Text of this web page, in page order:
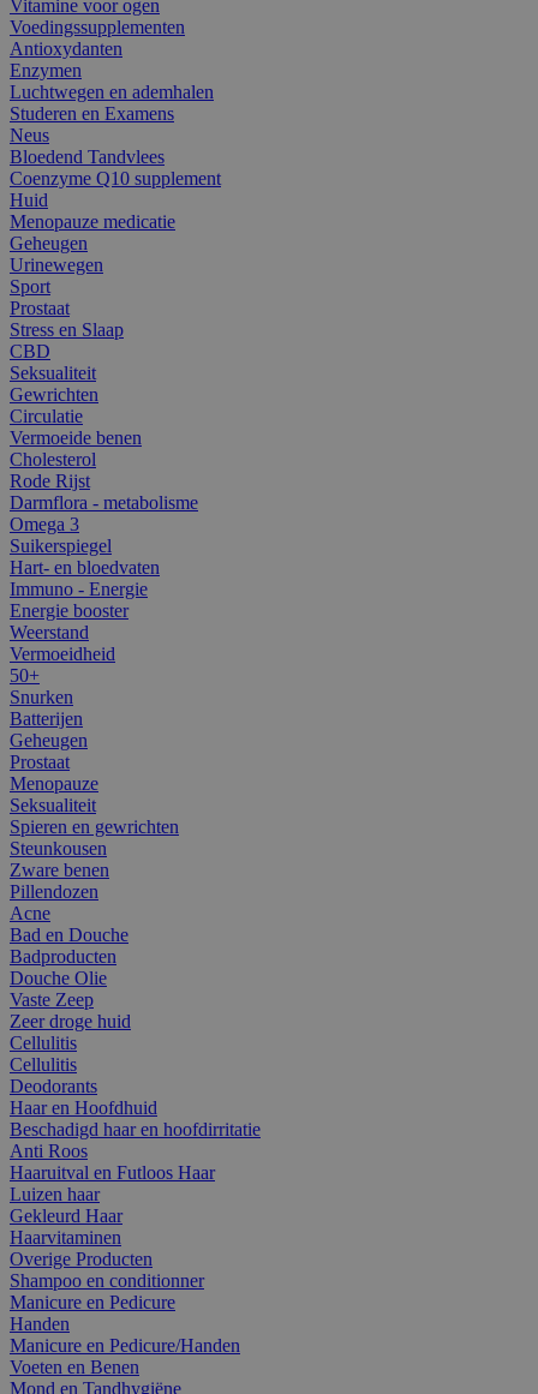
Vitamine voor ogen
Voedingssupplementen
Antioxydanten
Enzymen
Luchtwegen en ademhalen
Studeren en Examens
Neus
Bloedend Tandvlees
Coenzyme Q10 supplement
Huid
Menopauze medicatie
Geheugen
Urinewegen
Sport
Prostaat
Stress en Slaap
CBD
Seksualiteit
Gewrichten
Circulatie
Vermoeide benen
Cholesterol
Rode Rijst
Darmflora - metabolisme
Omega 3
Suikerspiegel
Hart- en bloedvaten
Immuno - Energie
Energie booster
Weerstand
Vermoeidheid
50+
Snurken
Batterijen
Geheugen
Prostaat
Menopauze
Seksualiteit
Spieren en gewrichten
Steunkousen
Zware benen
Pillendozen
Acne
Bad en Douche
Badproducten
Douche Olie
Vaste Zeep
Zeer droge huid
Cellulitis
Cellulitis
Deodorants
Haar en Hoofdhuid
Beschadigd haar en hoofdirritatie
Anti Roos
Haaruitval en Futloos Haar
Luizen haar
Gekleurd Haar
Haarvitaminen
Overige Producten
Shampoo en conditionner
Manicure en Pedicure
Handen
Manicure en Pedicure/Handen
Voeten en Benen
Mond en Tandhygiëne